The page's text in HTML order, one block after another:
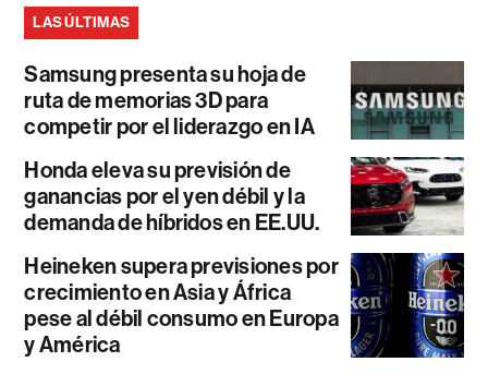
LAS ÚLTIMAS
Samsung presenta su hoja de
ruta de memorias 3D para
competir por el liderazgo en IA
Honda eleva su previsión de
ganancias por el yen débil y la
demanda de híbridos en EE.UU.
Heineken supera previsiones por
crecimiento en Asia y África
pese al débil consumo en Europa
y América